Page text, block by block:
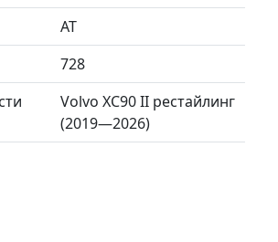
AT
728
Volvo XC90 II рестайлинг
(2019—2026)